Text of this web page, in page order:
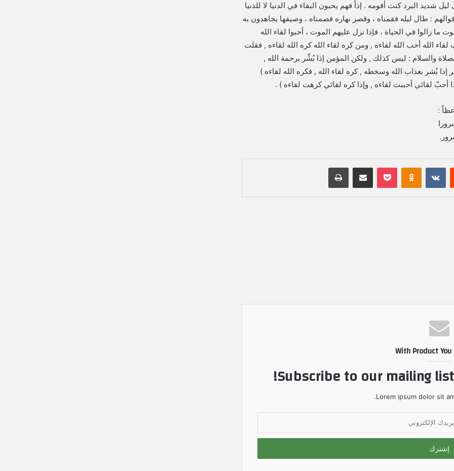
شديد البرد كنت أقومه . إذاً فهم يحبون البقاء في الدنيا لا للدنيا
: طال ليله فقمناه ، وقصر نهاره فصمناه ، وصيفها يجاهدون به
زالوا في الحياة ، فإذا نزل عليهم الموت ، أحبوا لقاء الله
الله أحب الله لقاءه , ومن كره لقاء الله كره الله لقاءه , فقلت
والسلام : ليس كذلك , ولكن المؤمن إذا بُشِّر برحمة الله ,
إذا بُشر بعذاب الله وسخطه , كره لقاء الله , فكره الله لقاءه )
أحبّ لقائي أحببت لقاءه , وإذا كره لقائي كرهت لقاءه ) .
:
بوكيت
With Product
Subscribe to our mailing
Lorem ipsum dolor sit